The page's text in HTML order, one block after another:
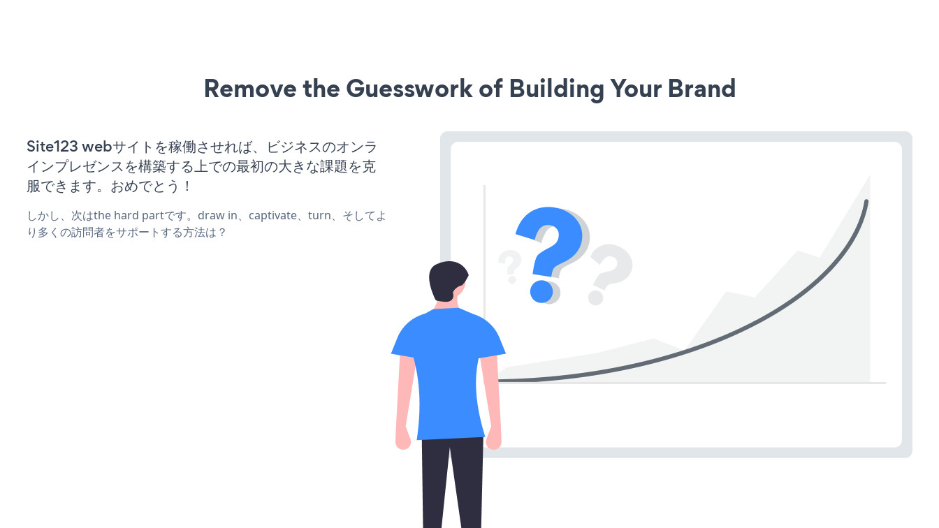
Remove the Guesswork of Building Your Brand
Site123 webサイトを稼働させれば、ビジネスのオンラ
インプレゼンスを構築する上での最初の大きな課題を克
服できます。おめでとう！
しかし、次はthe hard partです。draw in、captivate、turn、そしてよ
り多くの訪問者をサポートする方法は？